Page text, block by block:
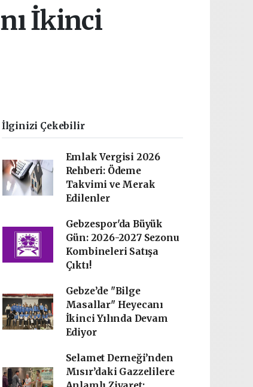
İkinci
İlginizi Çekebilir
Emlak Vergisi 2026
Rehberi: Ödeme
Takvimi ve Merak
Edilenler
Gebzespor'da Büyük
Gün: 2026-2027 Sezonu
Kombineleri Satışa
Çıktı!
Gebze’de "Bilge
Masallar" Heyecanı
İkinci Yılında Devam
Ediyor
Selamet Derneği’nden
Mısır’daki Gazzelilere